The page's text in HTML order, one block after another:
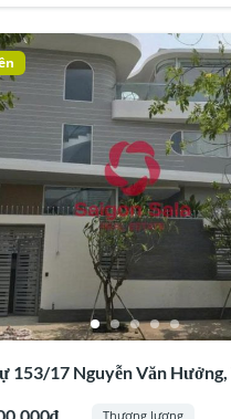
153/17 Nguyễn Văn
Thương lượng